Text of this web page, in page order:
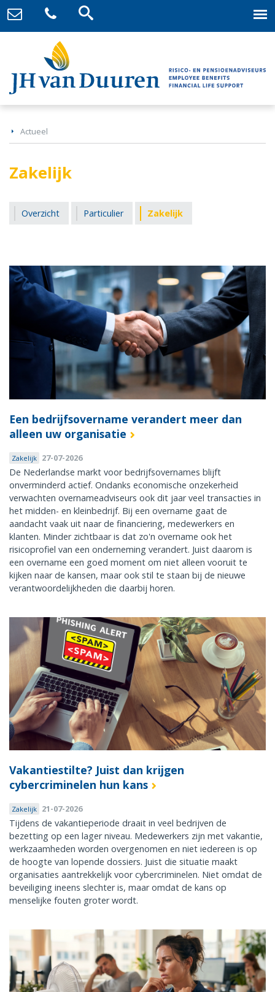
Actueel
Zakelijk
Overzicht Particulier Zakelijk
Een bedrijfsovername verandert meer dan
alleen uw organisatie
Zakelijk 27-07-2026
De Nederlandse markt voor bedrijfsovernames blijft
onverminderd actief. Ondanks economische onzekerheid
verwachten overnameadviseurs ook dit jaar veel transacties in
het midden- en kleinbedrijf. Bij een overname gaat de
aandacht vaak uit naar de financiering, medewerkers en
klanten. Minder zichtbaar is dat zo'n overname ook het
risicoprofiel van een onderneming verandert. Juist daarom is
een overname een goed moment om niet alleen vooruit te
kijken naar de kansen, maar ook stil te staan bij de nieuwe
verantwoordelijkheden die daarbij horen.
Vakantiestilte? Juist dan krijgen
cybercriminelen hun kans
Zakelijk 21-07-2026
Tijdens de vakantieperiode draait in veel bedrijven de
bezetting op een lager niveau. Medewerkers zijn met vakantie,
werkzaamheden worden overgenomen en niet iedereen is op
de hoogte van lopende dossiers. Juist die situatie maakt
organisaties aantrekkelijk voor cybercriminelen. Niet omdat de
beveiliging ineens slechter is, maar omdat de kans op
menselijke fouten groter wordt.